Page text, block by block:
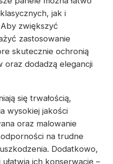
jak i
zwiększyć
zastosowanie
skutecznie ochronią
oraz dodadzą elegancji
się trwałością,
wysokiej jakości
oraz malowanie
na trudne
Dodatkowo,
ich konserwację –